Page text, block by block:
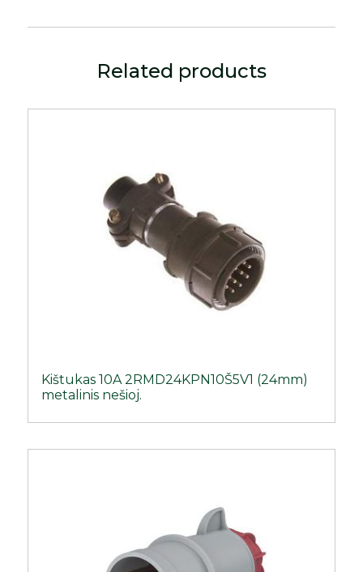
Related products
Kištukas 10A 2RMD24KPN10Š5V1 (24mm)
metalinis nešioj.